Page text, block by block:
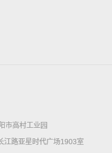
市高村工业园
江路亚星时代广场1903室